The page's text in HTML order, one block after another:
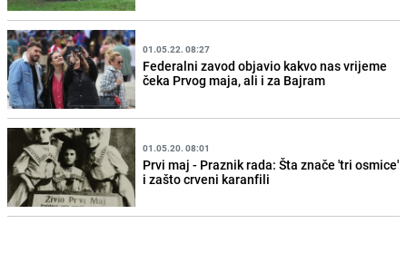
01.05.22. 08:27
Federalni zavod objavio kakvo nas vrijeme
čeka Prvog maja, ali i za Bajram
01.05.20. 08:01
Prvi maj - Praznik rada: Šta znače 'tri osmice'
i zašto crveni karanfili